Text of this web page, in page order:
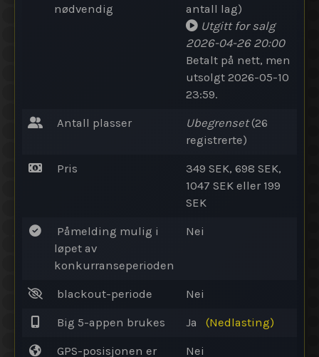
nødvendig
antall lag)
Utgitt for salg
2026-04-26 20:00
Betalt på nett, men
utsolgt 2026-05-10
23:59.
Antall plasser Ubegrenset(26
registrerte)
Pris
349 SEK, 698 SEK,
1047 SEK eller 199
SEK
Påmelding mulig i
løpet av
konkurranseperioden
Nei
blackout-periode Nei
Big 5-appen brukes Ja (Nedlasting)
GPS-posisjonen er
Nei